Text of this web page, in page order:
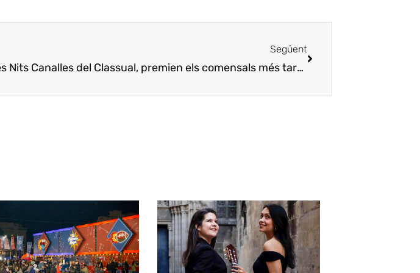
Següent
[:ca]Les Nits Canalles del Classual, premien els comensals més tardaners[:es]Las Noches Canallas de Classual premian a los comensales más rezagados[:en]The Rotten Nights of Classual award the latecomer diners[:]